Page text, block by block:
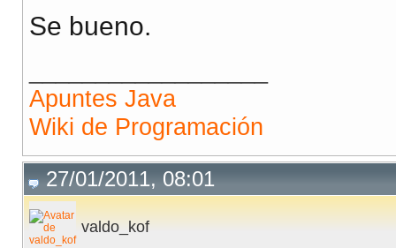
Se bueno.
Apuntes Java
Wiki de Programación
27/01/2011, 08:01
valdo_kof